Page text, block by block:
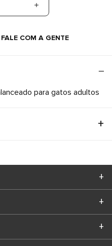
FALE COM A GENTE